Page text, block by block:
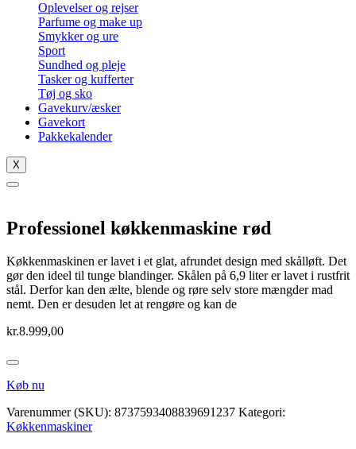
Oplevelser og rejser
Parfume og make up
Smykker og ure
Sport
Sundhed og pleje
Tasker og kufferter
Tøj og sko
Gavekurv/æsker
Gavekort
Pakkekalender
X
Professionel køkkenmaskine rød
Køkkenmaskinen er lavet i et glat, afrundet design med skålløft. Det
gør den ideel til tunge blandinger. Skålen på 6,9 liter er lavet i rustfrit
stål. Derfor kan den ælte, blende og røre selv store mængder mad
nemt. Den er desuden let at rengøre og kan de
kr.8.999,00
Køb nu
Varenummer (SKU): 8737593408839691237 Kategori:
Køkkenmaskiner